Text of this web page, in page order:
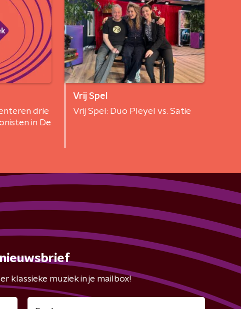
drie
in De
Vrij Spel
Vrij Spel: Duo Pleyel vs. Satie
nieuwsbrief
klassieke muziek in je mailbox!